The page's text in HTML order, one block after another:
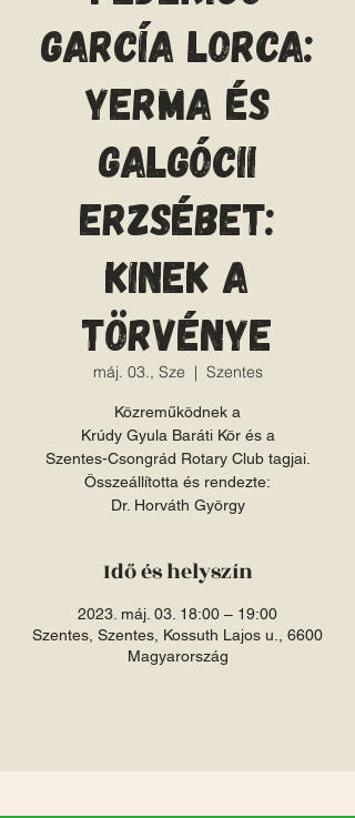
García Lorca:
Yerma és
Galgócii
Erzsébet:
Kinek a
törvénye
máj. 03., Sze
  |
Szentes
Közreműködnek a
Krúdy Gyula Baráti Kör és a
Szentes-Csongrád Rotary Club tagjai.
Összeállította és rendezte:
Dr. Horváth György
Idő és helyszín
2023. máj. 03. 18:00 – 19:00
Szentes, Szentes, Kossuth Lajos u., 6600
Magyarország